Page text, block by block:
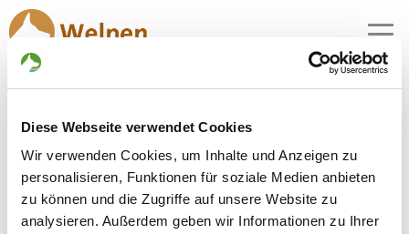
Diese Webseite verwendet Cookies
Wir verwenden Cookies, um Inhalte und Anzeigen zu
personalisieren, Funktionen für soziale Medien anbieten
zu können und die Zugriffe auf unsere Website zu
analysieren. Außerdem geben wir Informationen zu Ihrer
MENU
Schäferhundwelpen in
Mühldorf am Inn
1 Züchter mit aktuellen Angeboten für
Schäferhundwelpen gefunden